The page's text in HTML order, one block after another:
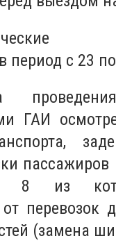
период с 23
ГАИ
пассажиров
8 из
перевозок
(замена